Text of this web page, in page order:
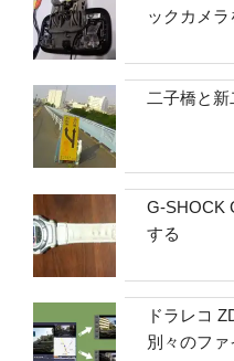
ックカメラ
二子橋と
G-SHOCK
する
ドラレコ
別々のフ